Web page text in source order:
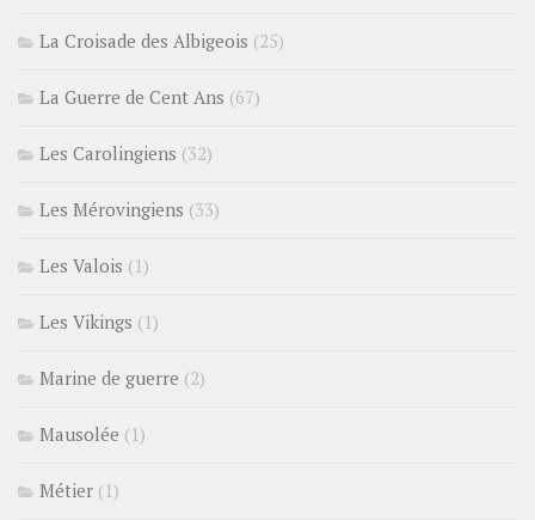
La Croisade des Albigeois (25)
La Guerre de Cent Ans (67)
Les Carolingiens (32)
Les Mérovingiens (33)
Les Valois (1)
Les Vikings (1)
Marine de guerre (2)
Mausolée (1)
Métier (1)